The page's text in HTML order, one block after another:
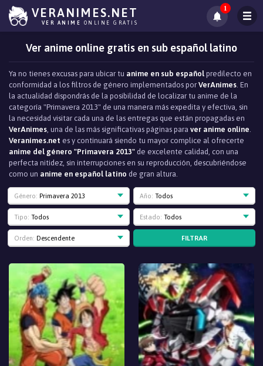
VERANIMES.NET
VER ANIME ONLINE GRATIS
1
Ver anime online gratis en sub español latino
Ya no tienes excusas para ubicar tu anime en sub español predilecto en
conformidad a los filtros de género implementados por VerAnimes. En
la actualidad dispondrás de la posibilidad de localizar tu anime de la
categoría "Primavera 2013" de una manera más expedita y efectiva, sin
la necesidad visitar cada una de las entregas que están propagadas en
VerAnimes, una de las más significativas páginas para ver anime online.
Veranimes.net es y continuará siendo tu mayor complice al ofrecerte
anime del género "Primavera 2013" de excelente calidad, con una
perfecta nitidez, sin interrupciones en su reproducción, descubriéndose
como un anime en español latino de gran altura.
Género: Primavera 2013 Año: Todos
Tipo: Todos Estado: Todos
Orden: Descendente FILTRAR